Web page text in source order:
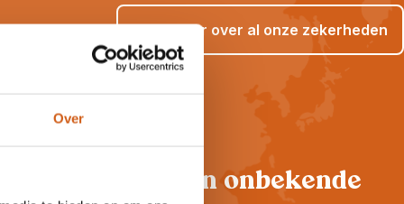
Over
Lees meer over al onze zekerheden
Hoogtepunten én onbekende